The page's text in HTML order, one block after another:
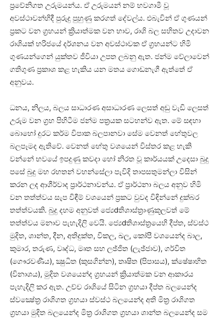
ප්‍රවේනිගත උරුමයන්ය. ඒ උරුමයන් නම් භවගාමී වූ
අවස්‌ථාවන්හිදී පුරුදු පුහුණු කරගත් දේවල්ය. එබැවින් ඒ ගුණයන්
ප්‍රකට වන ග්‍රහයන් ක්‍රියාත්මක වන භාව, රාශි බල සහිතව උදාවන
රාශියක්‌ හරිජයේ දර්ශනය වන අවස්‌ථාවක ඒ ග්‍රහයන්ට හිමි
ගුණයන්ගෙන් යුක්‌තව ජීවියා උපත ලබනු ඇත. ජන්ම වේලාවෙන්
ගතිගුණ ප්‍රකාශ කළ හැකිය යන මතය ගොඩනැගී ඇත්තේ ඒ
අනුවය.
ධනය, නිලය, බලය සාධාරණ අසාධාරණ ලෙසත් අඩු වැඩි ලෙසත්
උරුම වන ග්‍රහ පිහිටීම ජන්ම පත්‍රයක සටහන්ව ඇත. මේ සඳහා
බොහෝ දුරට කර්ම විපාක බලපානවා සේම වෙනත් හේතුවල
බලපෑමද ඇතිවේ. වෙනත් හේතු වශයෙන් විස්‌තර කළ හැකි
වන්නේ භවයේ ඉපදුණු කවදා හෝ නිරත වූ කාර්යයක්‌ උදෙසා බුදු
පසේ බුදු මහ රහතන් වහන්සේලා පැවිදි තාපසතුමන්ලා විසින්
කරන ලද ආශීර්වාද ප්‍රාර්ථනාවන්ය. ඒ ප්‍රාර්ථනා බලය අනුව හිමි
වන තත්ත්වය සැප විඳීම් වශයෙන් ප්‍රකට වුවද විඳින්නේ දුක්‌බර
තත්ත්වයකි. බුදු දහම අනුවත් ජ්‍යෙdතිශාස්‌ත්‍රාණුකූලවත් මේ
තත්ත්වය මනාව පැහැදිලි වෙයි. ජ්‍යෙdතිශාස්‌ත්‍රයෙහි දීප්ත, ස්‌වස්‌ථ
මුදිත, ශාන්ත, දීන, අතිදුක්‌ත, විකල, ඛල, කෝපී වශයෙන්ද බාල,
කුමාර, තරුණ, වෘද්ධ, මෘත සහ ලඡ්ජිත (ලැඡ්ජාව), ගර්විත
(ගෞරවණීය), ක්‍ෂුධිත (කුසගින්න), තෘෂිත (පිපාසය), ක්‌ෂේෂාභිත
(විනාශය), මුදිත වශයෙන්ද ග්‍රහයන් ක්‍රියාත්මක වන ආකාරය
පැහැදිලි කර ඇත. උච්ච රාශියේ සිටින ග්‍රහයා දීප්ත බලයෙන්ද
ස්‌වක්‍ෂේත්‍ර රාශිගත ග්‍රහයා ස්‌වස්‌ථ බලයෙන්ද අති මිත්‍ර රාශිගත
ග්‍රහයා මුදිත බලයෙන්ද මිත්‍ර රාශිගත ග්‍රහයා ශාන්ත බලයෙන්ද සම